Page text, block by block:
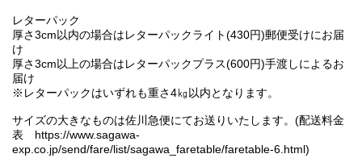
レターパック
厚さ3cm以内の場合はレターパックライト(430円)郵便受けにお届
け
厚さ3cm以上の場合はレターパックプラス(600円)手渡しによるお
届け
※レターパックはいずれも重さ4㎏以内となります。
サイズの大きなものは佐川急便にてお送りいたします。(配送料金
表 https://www.sagawa-
exp.co.jp/send/fare/list/sagawa_faretable/faretable-6.html)